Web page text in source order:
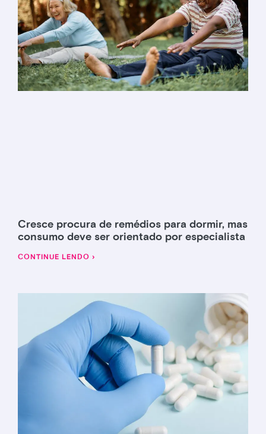
Cresce procura de remédios para dormir, mas
consumo deve ser orientado por especialista
CONTINUE LENDO ›